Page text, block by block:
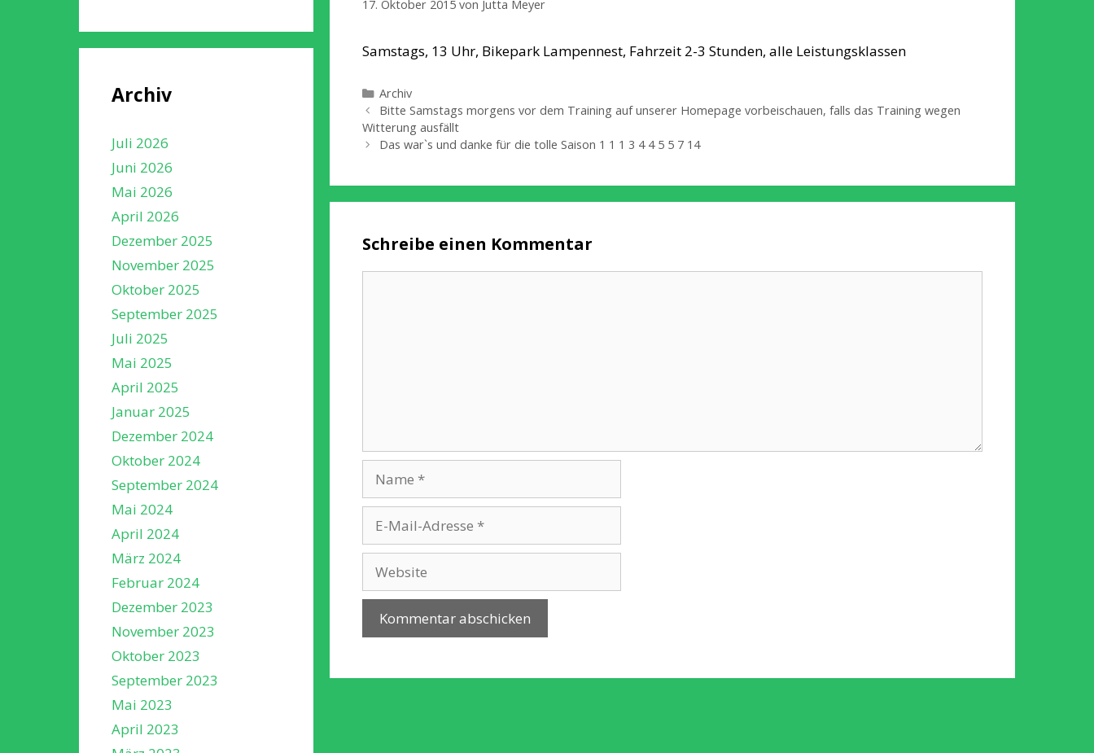
17. Oktober 2015 von Jutta Meyer
Samstags, 13 Uhr, Bikepark Lampennest, Fahrzeit 2-3 Stunden, alle Leistungsklassen
Kategorien
Archiv
Bitte Samstags morgens vor dem Training auf unserer Homepage vorbeischauen, falls das Training wegen
Witterung ausfällt
Das war`s und danke für die tolle Saison 1 1 1 3 4 4 5 5 7 14
Schreibe einen Kommentar
Mail-
Adresse
Archiv
Juli 2026
Juni 2026
Mai 2026
April 2026
Dezember 2025
November 2025
Oktober 2025
September 2025
Juli 2025
Mai 2025
April 2025
Januar 2025
Dezember 2024
Oktober 2024
September 2024
Mai 2024
April 2024
März 2024
Februar 2024
Dezember 2023
November 2023
Oktober 2023
September 2023
Mai 2023
April 2023